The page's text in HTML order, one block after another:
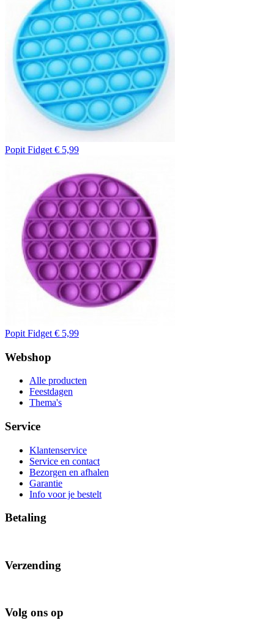
Popit Fidget € 5,99
Popit Fidget € 5,99
Webshop
Alle producten
Feestdagen
Thema's
Service
Klantenservice
Service en contact
Bezorgen en afhalen
Garantie
Info voor je bestelt
Betaling
Verzending
Volg ons op